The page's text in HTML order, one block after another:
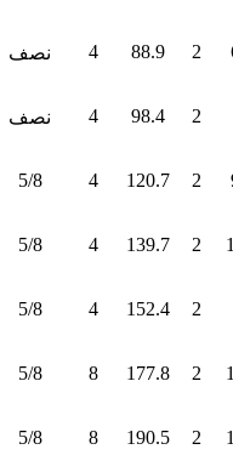
2
88.9
4 نصف
2
98.4
4 نصف
2
120.7
4
5/8
2
139.7
4
5/8
2
152.4
4
5/8
2
177.8
8
5/8
2
190.5
8
5/8